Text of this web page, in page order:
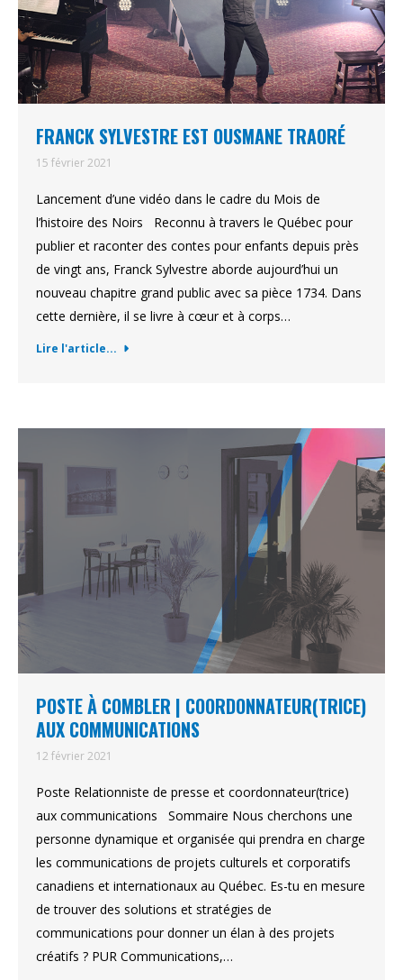
FRANCK SYLVESTRE EST OUSMANE TRAORÉ
15 février 2021
Lancement d’une vidéo dans le cadre du Mois de
l’histoire des Noirs Reconnu à travers le Québec pour
publier et raconter des contes pour enfants depuis près
de vingt ans, Franck Sylvestre aborde aujourd’hui un
nouveau chapitre grand public avec sa pièce 1734. Dans
cette dernière, il se livre à cœur et à corps…
Lire l'article...
POSTE À COMBLER | COORDONNATEUR(TRICE)
AUX COMMUNICATIONS
12 février 2021
Poste Relationniste de presse et coordonnateur(trice)
aux communications Sommaire Nous cherchons une
personne dynamique et organisée qui prendra en charge
les communications de projets culturels et corporatifs
canadiens et internationaux au Québec. Es-tu en mesure
de trouver des solutions et stratégies de
communications pour donner un élan à des projets
créatifs ? PUR Communications,…